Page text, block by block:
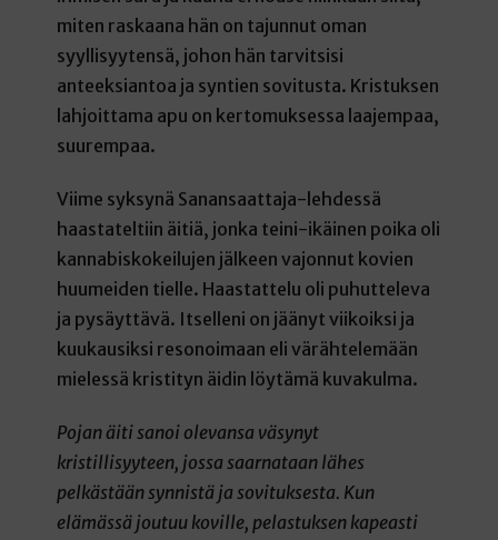
miten raskaana hän on tajunnut oman
syyllisyytensä, johon hän tarvitsisi
anteeksiantoa ja syntien sovitusta. Kristuksen
lahjoittama apu on kertomuksessa laajempaa,
suurempaa.
Viime syksynä Sanansaattaja-lehdessä
haastateltiin äitiä, jonka teini-ikäinen poika oli
kannabiskokeilujen jälkeen vajonnut kovien
huumeiden tielle. Haastattelu oli puhutteleva
ja pysäyttävä. Itselleni on jäänyt viikoiksi ja
kuukausiksi resonoimaan eli värähtelemään
mielessä kristityn äidin löytämä kuvakulma.
Pojan äiti sanoi olevansa väsynyt
kristillisyyteen, jossa saarnataan lähes
pelkästään synnistä ja sovituksesta. Kun
elämässä joutuu koville, pelastuksen kapeasti